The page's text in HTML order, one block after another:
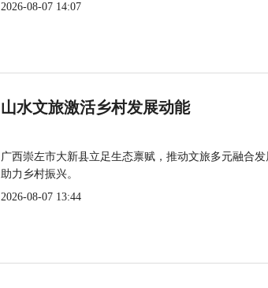
2026-08-07 14:07
山水文旅激活乡村发展动能
广西崇左市大新县立足生态禀赋，推动文旅多元融合
助力乡村振兴。
2026-08-07 13:44